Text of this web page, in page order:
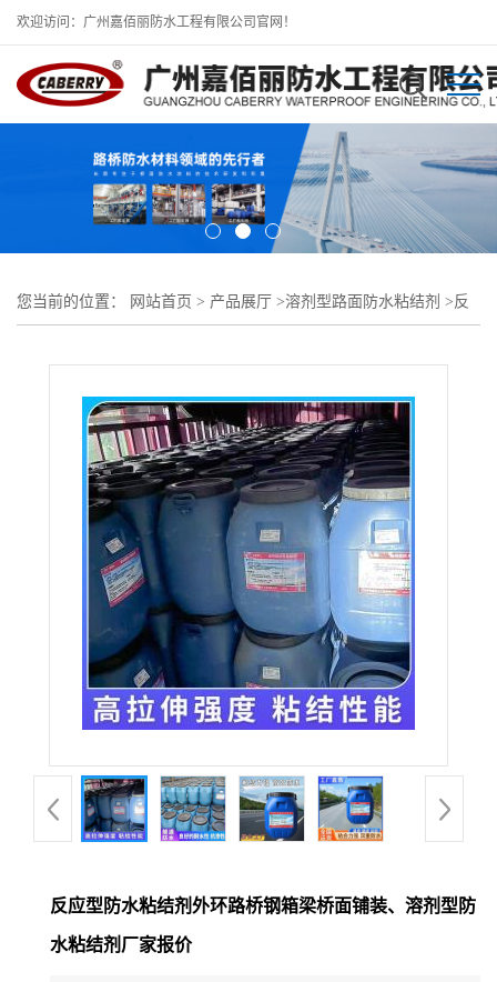
欢迎访问：广州嘉佰丽防水工程有限公司官网！
您当前的位置： 网站首页 > 产品展厅 >溶剂型路面防水粘结剂 > 反
反应型防水粘结剂外环路桥钢箱梁桥面铺装、溶剂型防
水粘结剂厂家报价